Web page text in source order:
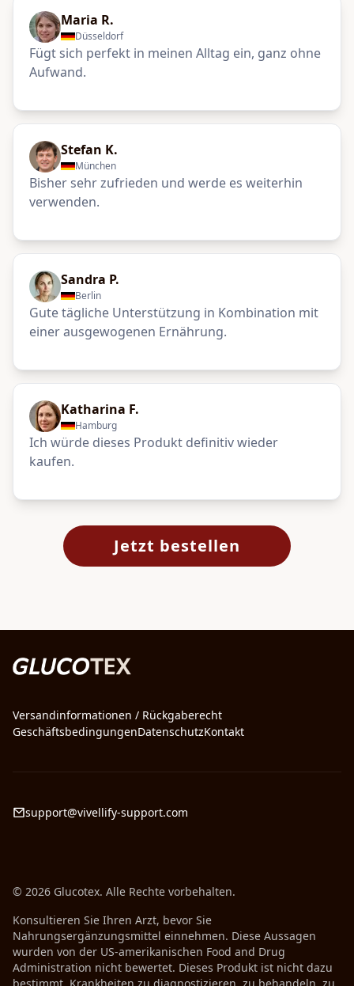
Maria R.
Düsseldorf
Fügt sich perfekt in meinen Alltag ein, ganz ohne
Aufwand.
Stefan K.
München
Bisher sehr zufrieden und werde es weiterhin
verwenden.
Sandra P.
Berlin
Gute tägliche Unterstützung in Kombination mit
einer ausgewogenen Ernährung.
Katharina F.
Hamburg
Ich würde dieses Produkt definitiv wieder
kaufen.
Jetzt bestellen
Versandinformationen / Rückgaberecht
GeschäftsbedingungenDatenschutzKontakt
© 2026 Glucotex. Alle Rechte vorbehalten.
Konsultieren Sie Ihren Arzt, bevor Sie
Nahrungsergänzungsmittel einnehmen. Diese Aussagen
wurden von der US-amerikanischen Food and Drug
Administration nicht bewertet. Dieses Produkt ist nicht dazu
bestimmt, Krankheiten zu diagnostizieren, zu behandeln, zu
support@vivellify-support.com